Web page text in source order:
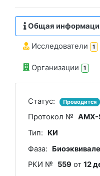
Общая
Исследователи 1
Организации 1
Статус: Проводится
Протокол №
Тип:
КИ
Фаза:
РКИ №
559 от12